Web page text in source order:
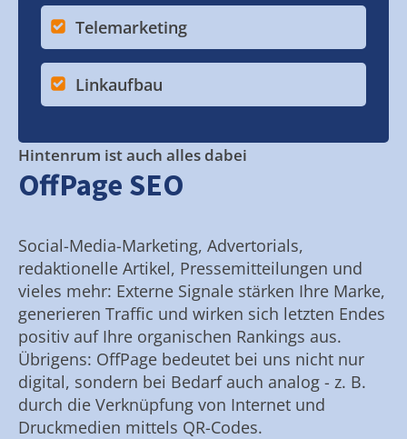
Telemarketing
Linkaufbau
Hintenrum ist auch alles dabei
OffPage SEO
Social-Media-Marketing, Advertorials,
redaktionelle Artikel, Pressemitteilungen und
vieles mehr: Externe Signale stärken Ihre Marke,
generieren Traffic und wirken sich letzten Endes
positiv auf Ihre organischen Rankings aus.
Übrigens: OffPage bedeutet bei uns nicht nur
digital, sondern bei Bedarf auch analog - z. B.
durch die Verknüpfung von Internet und
Druckmedien mittels QR-Codes.